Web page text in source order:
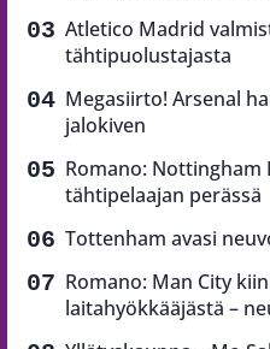
Atletico Madrid
tähtipuolustajasta
Megasiirto! Arsenal
jalokiven
Romano: Nottingham
tähtipelaajan perässä
Tottenham avasi
Romano: Man City
laitahyökkääjästä –